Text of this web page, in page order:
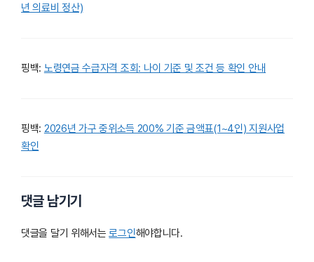
년 의료비 정산)
핑백: 노령연금 수급자격 조회: 나이 기준 및 조건 등 확인 안내
핑백: 2026년 가구 중위소득 200% 기준 금액표(1~4인) 지원사업
확인
댓글 남기기
댓글을 달기 위해서는로그인해야합니다.